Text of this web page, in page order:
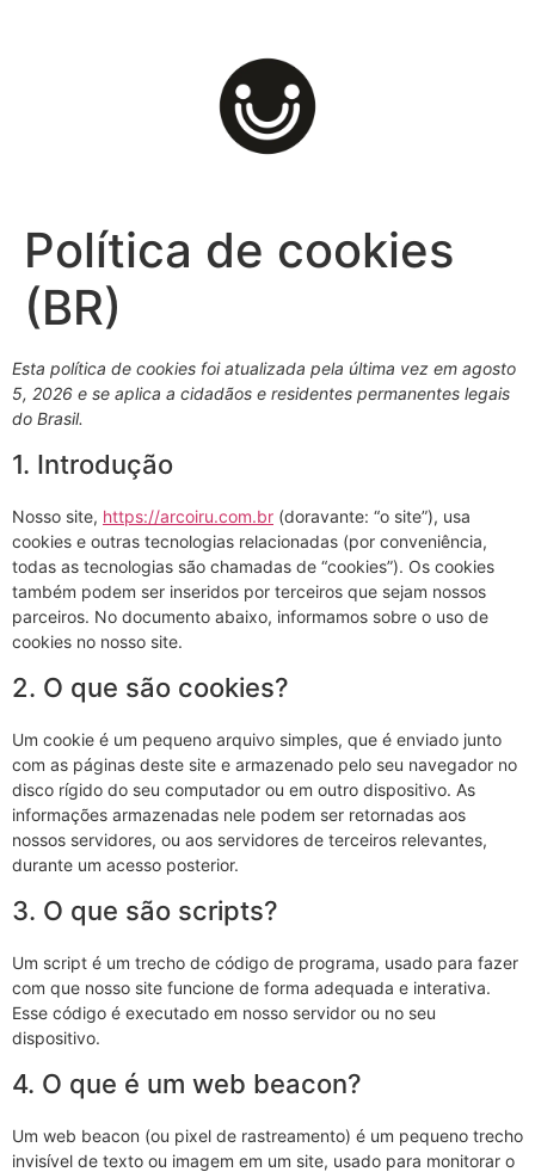
Política de cookies
(BR)
Esta política de cookies foi atualizada pela última vez em agosto
5, 2026 e se aplica a cidadãos e residentes permanentes legais
do Brasil.
1. Introdução
Nosso site, https://arcoiru.com.br (doravante: “o site”), usa
cookies e outras tecnologias relacionadas (por conveniência,
todas as tecnologias são chamadas de “cookies”). Os cookies
também podem ser inseridos por terceiros que sejam nossos
parceiros. No documento abaixo, informamos sobre o uso de
cookies no nosso site.
2. O que são cookies?
Um cookie é um pequeno arquivo simples, que é enviado junto
com as páginas deste site e armazenado pelo seu navegador no
disco rígido do seu computador ou em outro dispositivo. As
informações armazenadas nele podem ser retornadas aos
nossos servidores, ou aos servidores de terceiros relevantes,
durante um acesso posterior.
3. O que são scripts?
Um script é um trecho de código de programa, usado para fazer
com que nosso site funcione de forma adequada e interativa.
Esse código é executado em nosso servidor ou no seu
dispositivo.
4. O que é um web beacon?
Um web beacon (ou pixel de rastreamento) é um pequeno trecho
invisível de texto ou imagem em um site, usado para monitorar o